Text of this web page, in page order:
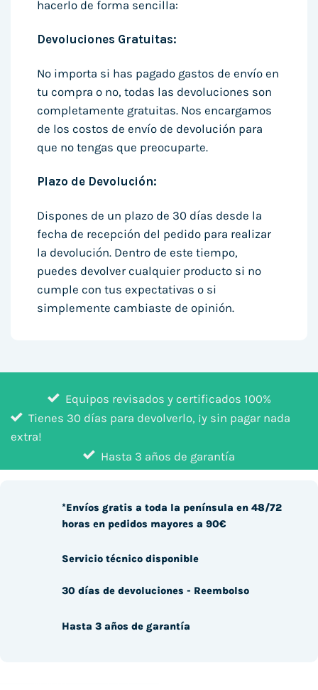
hacerlo de forma sencilla:
Devoluciones Gratuitas:
No importa si has pagado gastos de envío en
tu compra o no, todas las devoluciones son
completamente gratuitas. Nos encargamos
de los costos de envío de devolución para
que no tengas que preocuparte.
Plazo de Devolución:
Dispones de un plazo de 30 días desde la
fecha de recepción del pedido para realizar
la devolución. Dentro de este tiempo,
puedes devolver cualquier producto si no
cumple con tus expectativas o si
simplemente cambiaste de opinión.
Equipos revisados y certificados 100%
Tienes 30 días para devolverlo, ¡y sin pagar nada
extra!
Hasta 3 años de garantía
*Envíos gratis a toda la península en 48/72
horas en pedidos mayores a 90€
Servicio técnico disponible
30 días de devoluciones - Reembolso
Hasta 3 años de garantía